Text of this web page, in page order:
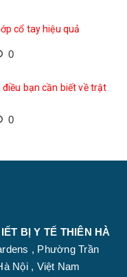
cổ tay hiệu quả
0
bạn cần biết về trật
0
BỊ Y TẾ THIÊN HÀ
, Phường Trần
Nội , Việt Nam